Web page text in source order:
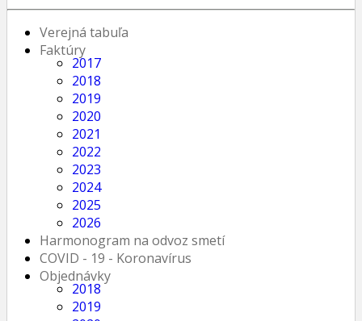
Verejná tabuľa
Faktúry
2017
2018
2019
2020
2021
2022
2023
2024
2025
2026
Harmonogram na odvoz smetí
COVID - 19 - Koronavírus
Objednávky
2018
2019